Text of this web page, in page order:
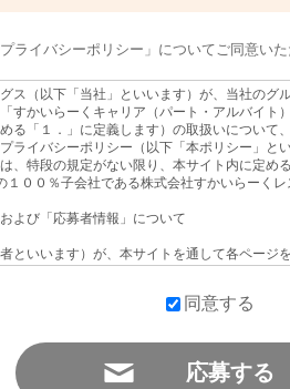
ライバシーポリシー」についてご同意いた
ス（以下「当社」といいます）が、当社のグ
すかいらーくキャリア（パート・アルバイト
る「１．」に定義します）の取扱いについて
ライバシーポリシー（以下「本ポリシー」と
、特段の規定がない限り、本サイト内に定め
１００％子会社である株式会社すかいらーく
よび「応募者情報」について
といいます）が、本サイトを通して各ページ
者のPC・タブレット等の端末において利用
同意する